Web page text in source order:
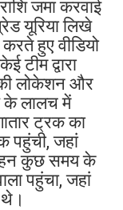
जमा करवाई
यूरिया लिखे
हुए वीडियो
टीम द्वारा
लोकेशन और
के लालच में
ट्रक का
पहुंची, जहां
कुछ समय के
पहुंचा, जहां